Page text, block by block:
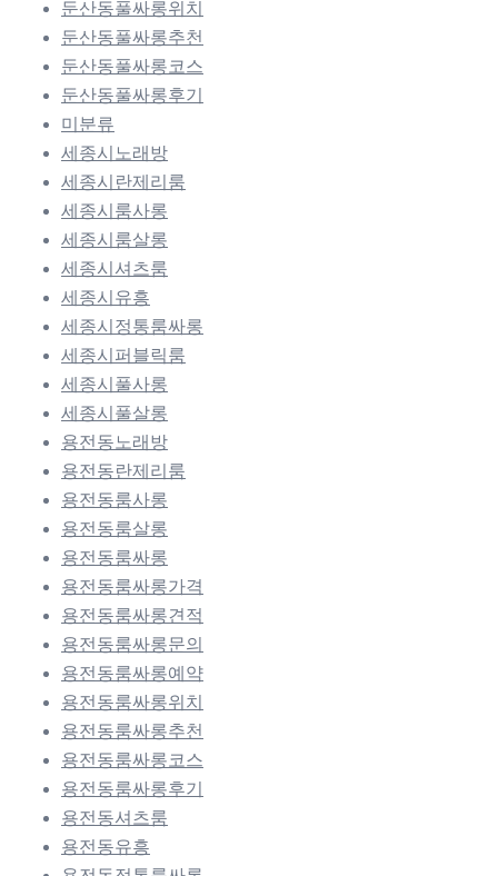
둔산동풀싸롱위치
둔산동풀싸롱추천
둔산동풀싸롱코스
둔산동풀싸롱후기
미분류
세종시노래방
세종시란제리룸
세종시룸사롱
세종시룸살롱
세종시셔츠룸
세종시유흥
세종시정통룸싸롱
세종시퍼블릭룸
세종시풀사롱
세종시풀살롱
용전동노래방
용전동란제리룸
용전동룸사롱
용전동룸살롱
용전동룸싸롱
용전동룸싸롱가격
용전동룸싸롱견적
용전동룸싸롱문의
용전동룸싸롱예약
용전동룸싸롱위치
용전동룸싸롱추천
용전동룸싸롱코스
용전동룸싸롱후기
용전동셔츠룸
용전동유흥